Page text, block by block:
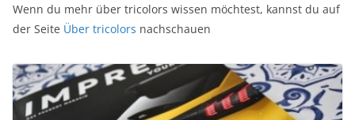
Wenn du mehr über tricolors wissen möchtest, kannst du auf
der Seite Über tricolors nachschauen